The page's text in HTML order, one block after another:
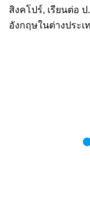
สิงคโปร์, เรียนต่อ
อังกฤษในต่างประ